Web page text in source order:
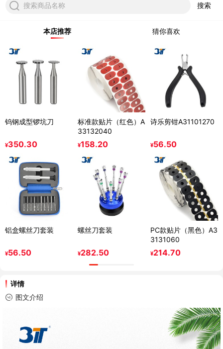
搜索商品名称 搜索
本店推荐 猜你喜欢
钨钢成型锣坑刀
¥350.30
标准款贴片（红色）A
33132040
¥158.20
诗乐剪钳A31101270
¥56.50
铝盒螺丝刀套装
¥56.50
螺丝刀套装
¥282.50
PC款贴片（黑色）A3
3131060
¥214.70
详情
图文介绍